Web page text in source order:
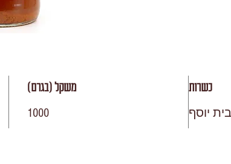
כשרות
בית יוסף
משקל (בגרם)
1000